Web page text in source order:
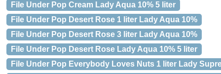
File Under Pop Cream Lady Aqua 10% 5 liter
File Under Pop Desert Rose 1 liter Lady Aqua 10%
File Under Pop Desert Rose 3 liter Lady Aqua 10%
File Under Pop Desert Rose Lady Aqua 10% 5 liter
File Under Pop Everybody Loves Nuts 1 liter Lady